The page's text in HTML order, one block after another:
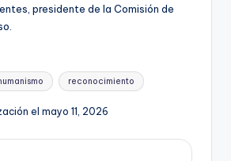
presidente de la Comisión de
reconocimiento
el mayo 11, 2026